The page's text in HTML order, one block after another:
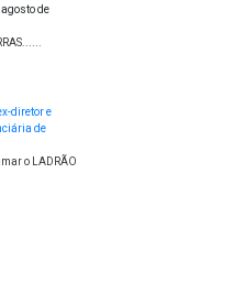
de
diretor e
de
o LADRÃO